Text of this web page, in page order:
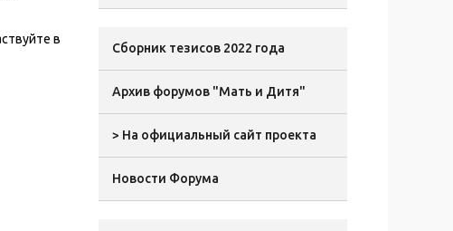
в
Сборник тезисов 2022 года
Архив форумов "Мать и Дитя"
> На официальный сайт проекта
Новости Форума